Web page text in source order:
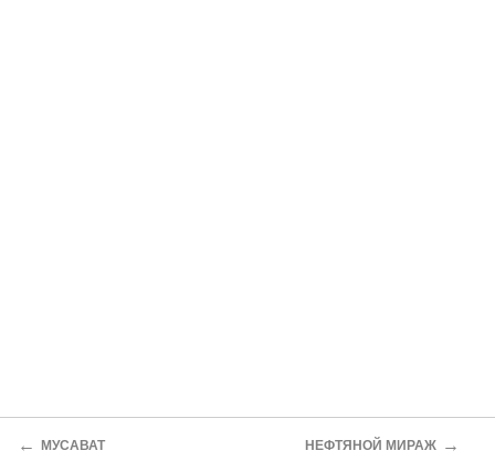
← МУСАВАТ НЕФТЯНОЙ МИРАЖ →